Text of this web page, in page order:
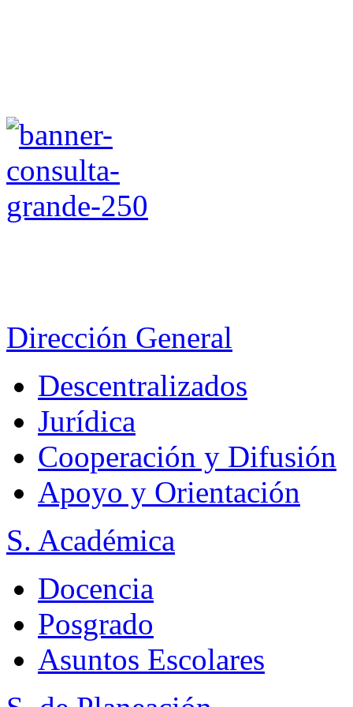
Dirección General
Descentralizados
Jurídica
Cooperación y Difusión
Apoyo y Orientación
S. Académica
Docencia
Posgrado
Asuntos Escolares